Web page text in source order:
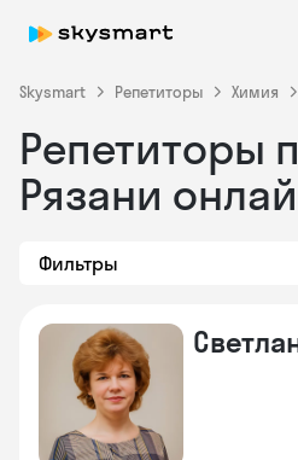
Skysmart Репетиторы Химия
Репетиторы
Рязани
Фильтры
online